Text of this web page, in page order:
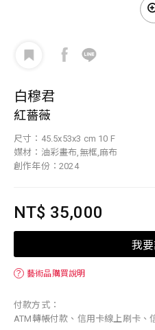
白穆君
紅薔薇
尺寸：45.5x53x3 cm 10 F
媒材：油彩畫布,無框,麻布
創作年份：2024
NT$ 35,000
我
？ 藝術品購買說明
付款方式：
ATM轉帳付款、信用卡線上刷卡、